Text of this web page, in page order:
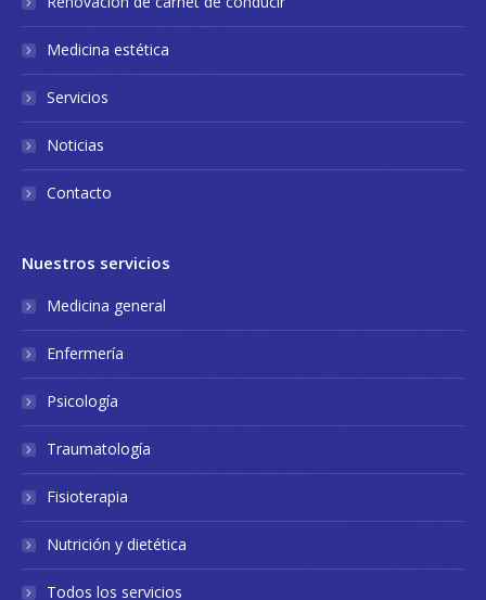
Medicina estética
Servicios
Noticias
Contacto
Nuestros servicios
Medicina general
Enfermería
Psicología
Traumatología
Fisioterapia
Nutrición y dietética
Todos los servicios